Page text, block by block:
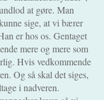
at gøre. Man
sige, at vi bærer
er hos os. Gentaget
mere og mere som
Hvis vedkommende
Og så skal det siges,
i nadveren.